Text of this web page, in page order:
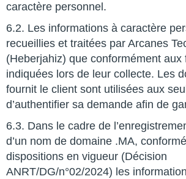
caractère personnel.
6.2. Les informations à caractère
recueillies et traitées par Arcanes
(Heberjahiz) que conformément aux
indiquées lors de leur collecte. Les
fournit le client sont utilisées aux
d’authentifier sa demande afin de
6.3. Dans le cadre de
d’un nom de domaine .MA,
dispositions en vigueur (Décision
ANRT/DG/n°02/2024) les